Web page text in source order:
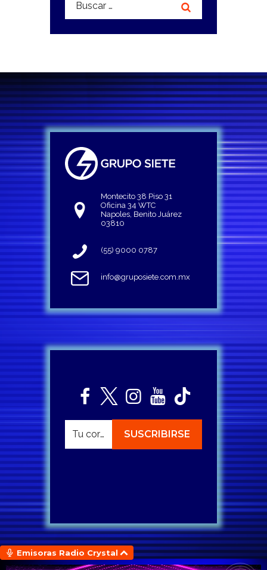
Montecito 38 Piso 31
Oficina 34 WTC
Napoles, Benito Juárez
03810
(55) 9000 0787
info@gruposiete.com.mx
Emisoras Radio Crystal